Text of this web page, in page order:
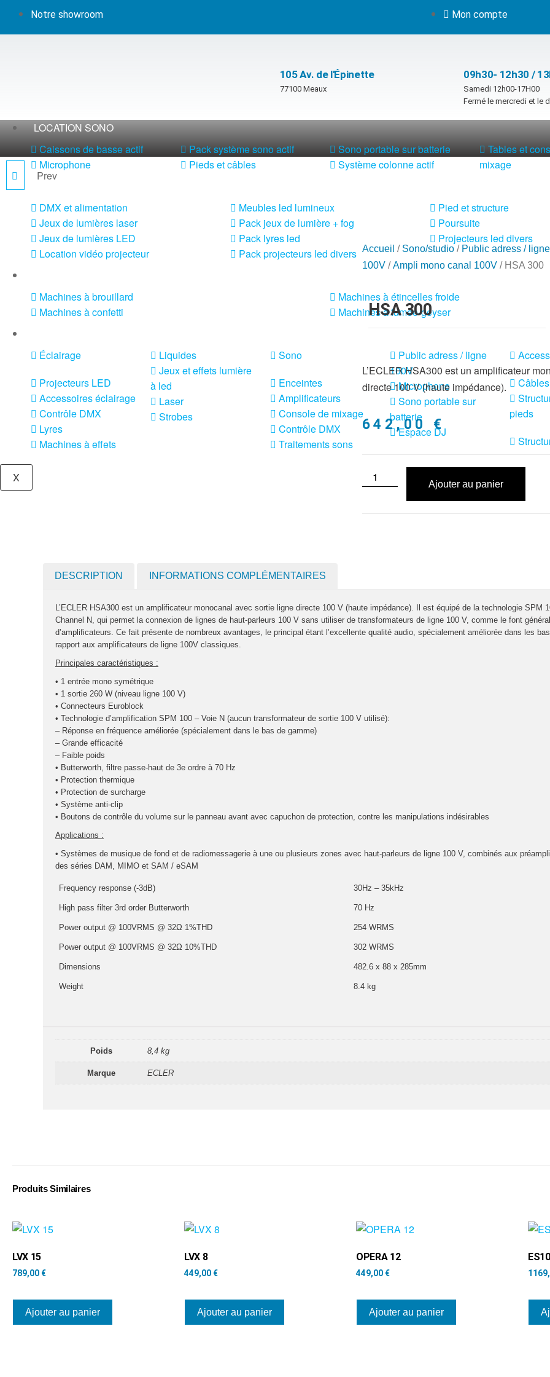
Notre showroom Mon compte
105 Av. de l'Épinette
77100 Meaux
09h30- 12h30 /
Samedi 12h00-17H00
Fermé le mercredi et le
LOCATION SONO
Caissons de basse actif
Microphone
Pack système sono actif
Pieds et câbles
Sono portable sur batterie
Système colonne actif
Tables et
mixage
DMX et alimentation
Jeux de lumières laser
Jeux de lumières LED
Location vidéo projecteur
Meubles led lumineux
Pack jeux de lumière + fog
Pack lyres led
Pack projecteurs led divers
Pied et structure
Poursuite
Projecteurs led divers
Machines à brouillard
Machines à confetti
Machines à étincelles froide
Machines à fumée-geyser
Éclairage
Projecteurs LED
Accessoires éclairage
Contrôle DMX
Lyres
Machines à effets
Liquides
Jeux et effets lumière
à led
Laser
Strobes
Sono
Enceintes
Amplificateurs
Console de mixage
Contrôle DMX
Traitements sons
Public adress / ligne
100V
Microphone
Sono portable sur
batterie
Espace DJ
pieds
X
Prev
Accueil / Sono/studio / Public adress /
100V /Ampli mono canal 100V / HSA 300
HSA 300
L’ECLER HSA300 est un amplificateur
directe 100 V (haute impédance).
642,00 €
Ajouter au panier
DESCRIPTION INFORMATIONS COMPLÉMENTAIRES
L’ECLER HSA300 est un amplificateur monocanal avec sortie ligne directe 100 V (haute impédance). Il est équipé de la technologie SPM
Channel N, qui permet la connexion de lignes de haut-parleurs 100 V sans utiliser de transformateurs de ligne 100 V, comme le font
d’amplificateurs. Ce fait présente de nombreux avantages, le principal étant l’excellente qualité audio, spécialement améliorée dans les
rapport aux amplificateurs de ligne 100V classiques.
Principales caractéristiques :
• 1 entrée mono symétrique
• 1 sortie 260 W (niveau ligne 100 V)
• Connecteurs Euroblock
• Technologie d’amplification SPM 100 – Voie N (aucun transformateur de sortie 100 V utilisé):
– Réponse en fréquence améliorée (spécialement dans le bas de gamme)
– Grande efficacité
– Faible poids
• Butterworth, filtre passe-haut de 3e ordre à 70 Hz
• Protection thermique
• Protection de surcharge
• Système anti-clip
• Boutons de contrôle du volume sur le panneau avant avec capuchon de protection, contre les manipulations indésirables
Applications :
• Systèmes de musique de fond et de radiomessagerie à une ou plusieurs zones avec haut-parleurs de ligne 100 V, combinés aux
des séries DAM, MIMO et SAM / eSAM
Frequency response (-3dB) 30Hz – 35kHz
High pass filter 3rd order Butterworth 70 Hz
Power output @ 100VRMS @ 32Ω 1%THD 254 WRMS
Power output @ 100VRMS @ 32Ω 10%THD 302 WRMS
Dimensions 482.6 x 88 x 285mm
Weight 8.4 kg
Poids 8,4 kg
Marque ECLER
Produits Similaires
LVX 15
789,00 €
Ajouter au panier
LVX 8
449,00 €
Ajouter au panier
OPERA 12
449,00 €
Ajouter au panier